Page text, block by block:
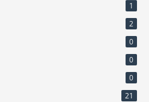
1
2
0
0
0
21